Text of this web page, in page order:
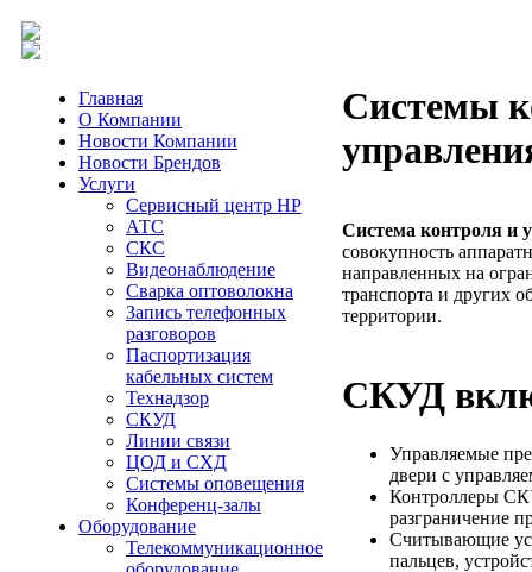
Главная
О Компании
Новости Компании
Новости Брендов
Услуги
Сервисный центр HP
АТС
СКС
Видеонаблюдение
Сварка оптоволокна
Запись телефонных
разговоров
Паспортизация
кабельных систем
Технадзор
СКУД
Линии связи
ЦОД и СХД
Системы оповещения
Конференц-залы
Оборудование
Телекоммуникационное
Системы
Система контроля и
совокупность
направленных на
транспорта и других
территории.
СКУД
Управляемые
двери с
Контроллеры
разграничение
Считывающие
пальцев,